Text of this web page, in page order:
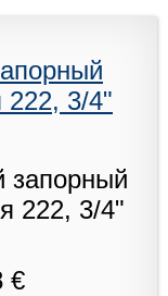
222, 3/4"
€